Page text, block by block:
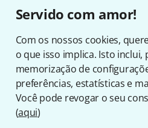
Servido com amor!
Com os nossos cookies,
o que isso implica. Isto
memorização de
preferências, estatísticas e
Você pode revogar o seu
(aqui)
Series
Standard
€ 105